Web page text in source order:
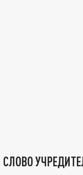
СЛОВО